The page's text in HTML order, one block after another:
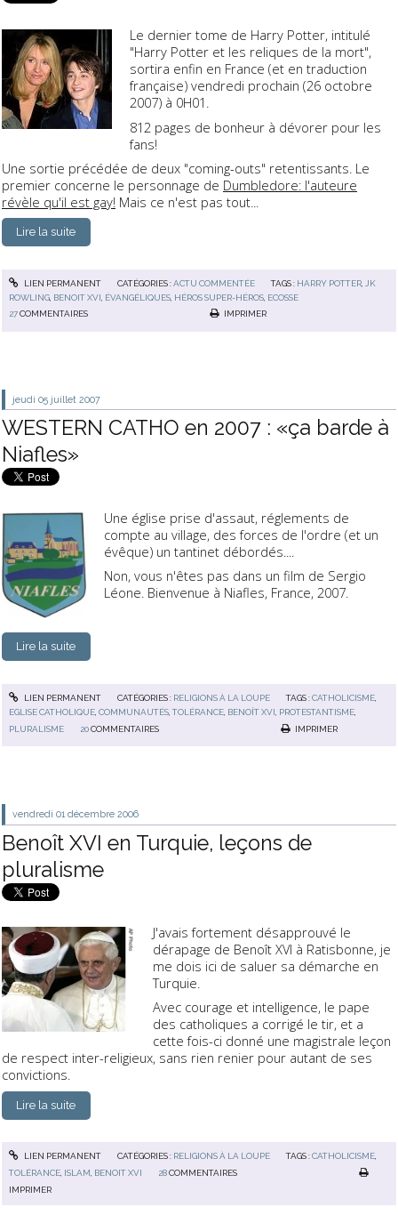
Le dernier tome de Harry Potter, intitulé
"Harry Potter et les reliques de la mort",
sortira enfin en France (et en traduction
française) vendredi prochain (26 octobre
2007) à 0H01.
812 pages de bonheur à dévorer pour les
fans!
Une sortie précédée de deux "coming-outs" retentissants. Le
premier concerne le personnage de Dumbledore: l'auteure
révèle qu'il est gay! Mais ce n'est pas tout...
Lire la suite
LIEN PERMANENT CATÉGORIES :ACTU COMMENTÉE TAGS : HARRY POTTER
JK
ROWLING BENOIT XVI ÉVANGÉLIQUES HÉROS SUPER-HÉROS ECOSSE
27COMMENTAIRES IMPRIMER
jeudi 05 juillet 2007
WESTERN CATHO en 2007 : «ça barde à
Niafles»
Une église prise d'assaut, réglements de
compte au village, des forces de l'ordre (et un
évêque) un tantinet débordés....
Non, vous n'êtes pas dans un film de Sergio
Léone. Bienvenue à Niafles, France, 2007.
Lire la suite
LIEN PERMANENT CATÉGORIES : RELIGIONS À LA LOUPE TAGS :CATHOLICISME
EGLISE CATHOLIQUE ,COMMUNAUTÉS ,TOLÉRANCE BENOÎT XVI PROTESTANTISME
PLURALISME
20 COMMENTAIRES IMPRIMER
vendredi 01 décembre 2006
Benoît XVI en Turquie, leçons de
pluralisme
J'avais fortement désapprouvé le
dérapage de Benoît XVI à Ratisbonne, je
me dois ici de saluer sa démarche en
Turquie.
Avec courage et intelligence, le pape
des catholiques a corrigé le tir, et a
cette fois-ci donné une magistrale leçon
de respect inter-religieux, sans rien renier pour autant de ses
convictions.
Lire la suite
LIEN PERMANENT CATÉGORIES : RELIGIONS À LA LOUPE TAGS :CATHOLICISME,
TOLÉRANCE ISLAM BENOIT XVI 28 COMMENTAIRES
IMPRIMER